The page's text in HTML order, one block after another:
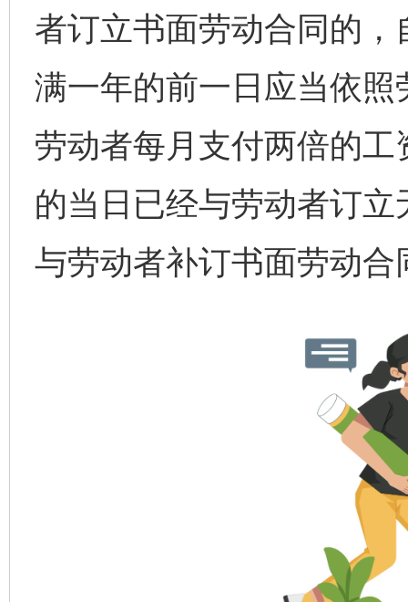
者订立书面劳动合同的
满一年的前一日应当依
劳动者每月支付两倍的
的当日已经与劳动者订
与劳动者补订书面劳动合